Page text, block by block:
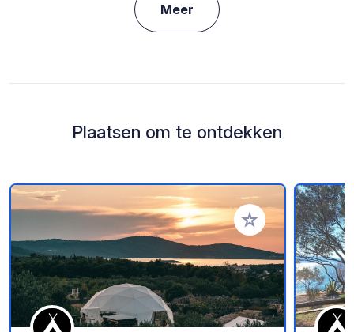
Meer
Plaatsen om te ontdekken
Voeg toe aan je